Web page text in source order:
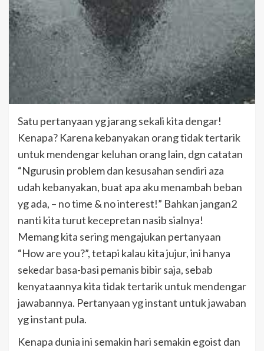
Satu pertanyaan yg jarang sekali kita dengar!
Kenapa? Karena kebanyakan orang tidak tertarik
untuk mendengar keluhan orang lain, dgn catatan
“Ngurusin problem dan kesusahan sendiri aza
udah kebanyakan, buat apa aku menambah beban
yg ada, – no time & no interest!” Bahkan jangan2
nanti kita turut kecepretan nasib sialnya!
Memang kita sering mengajukan pertanyaan
“How are you?”, tetapi kalau kita jujur, ini hanya
sekedar basa-basi pemanis bibir saja, sebab
kenyataannya kita tidak tertarik untuk mendengar
jawabannya. Pertanyaan yg instant untuk jawaban
yg instant pula.
Kenapa dunia ini semakin hari semakin egoist dan